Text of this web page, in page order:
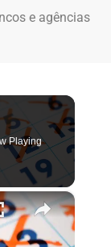
e agências
Playing
×